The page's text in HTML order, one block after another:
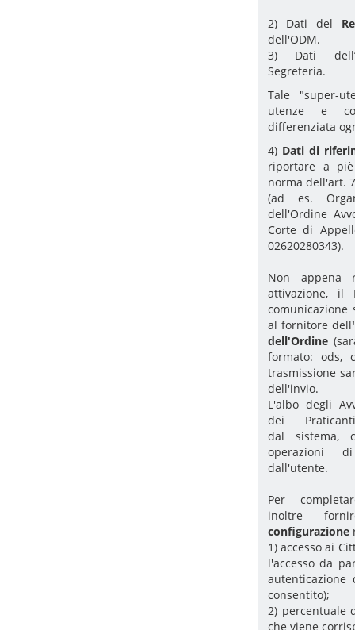
2) Dati del
dell'ODM.
3) Dati dell’
Segreteria.
Tale "super-
utenze e
differenziata
4) Dati di
riportare a
norma dell'art.
(ad es.
dell'Ordine
Corte di
02620280343).
Non appena
attivazione, il
al fornitore dell'
dell'Ordine
formato: ods,
trasmissione
dell'invio.
L'albo degli
dei
dal sistema,
operazioni
dall'utente.
Per
inoltre
configurazione
1) accesso ai
l'accesso da
consentito);
2) percentuale
che viene